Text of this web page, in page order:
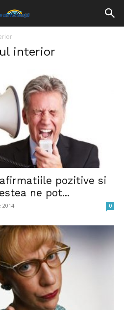
interior
pozitive si
ne pot...
2014 0